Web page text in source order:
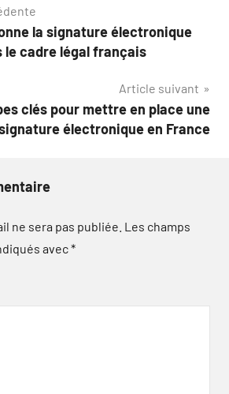
la signature électronique
le cadre légal français
Article suivant
clés pour mettre en place une
électronique en France
ne sera pas publiée. Les champs
avec*